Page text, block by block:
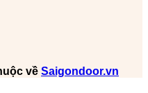
về Saigondoor.vn